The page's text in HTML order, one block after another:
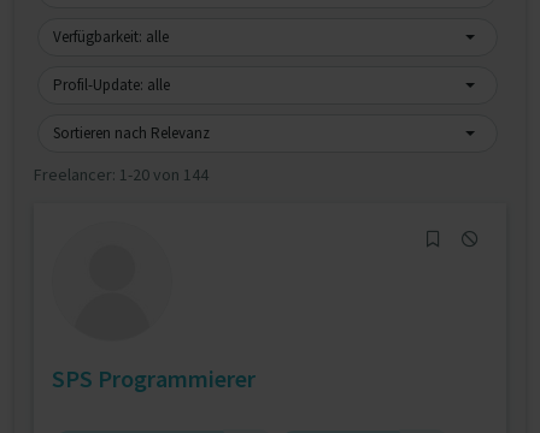
Verfügbarkeit: alle
Profil-Update: alle
Sortieren nach Relevanz
Freelancer: 1-20 von 144
SPS Programmierer